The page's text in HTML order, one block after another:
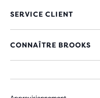
SERVICE CLIENT
CONNAÎTRE BROOKS